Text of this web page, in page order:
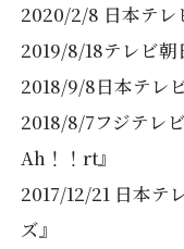
2020/2/8 日本テレ
2019/8/18テレビ朝
2018/9/8日本テレ
2018/8/7フジテレ
Ah！！rt』
2017/12/21 日本テ
ズ』